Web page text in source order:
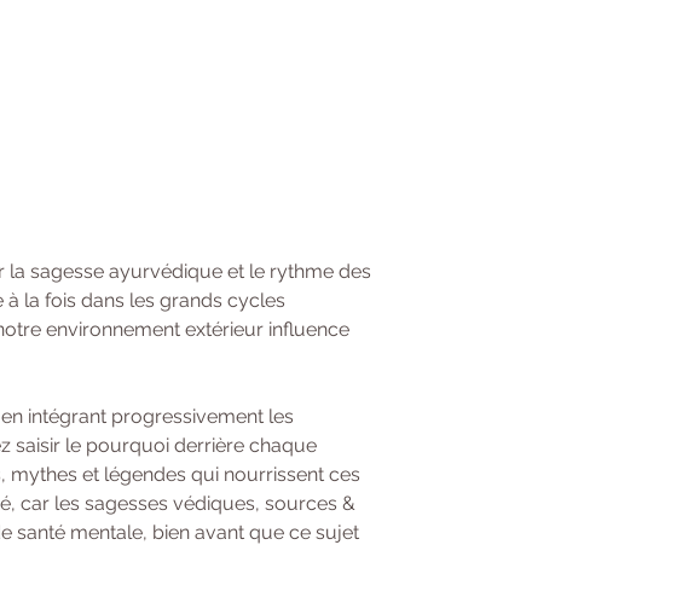
sagesse ayurvédique et le rythme des
la fois dans les grands cycles
environnement extérieur influence
intégrant progressivement les
saisir le pourquoi derrière chaque
mythes et légendes qui nourrissent ces
car les sagesses védiques, sources &
santé mentale, bien avant que ce sujet